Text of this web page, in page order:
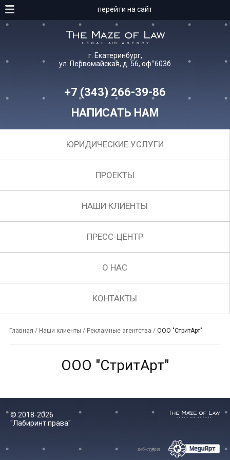
перейти на сайт
г. Екатеринбург,
ул. Первомайская, д. 56, оф. 603б
+7 (343) 266-39-86
НАПИСАТЬ НАМ
ЮРИДИЧЕСКИЕ УСЛУГИ
ПРОЕКТЫ
НАШИ КЛИЕНТЫ
ПРЕСС-ЦЕНТР
О НАС
КОНТАКТЫ
Главная / Наши клиенты / Рекламные агентства / ООО "СтритАрт"
ООО "СтритАрт"
© 2018-2026
"Лабиринт права"
веб-студия